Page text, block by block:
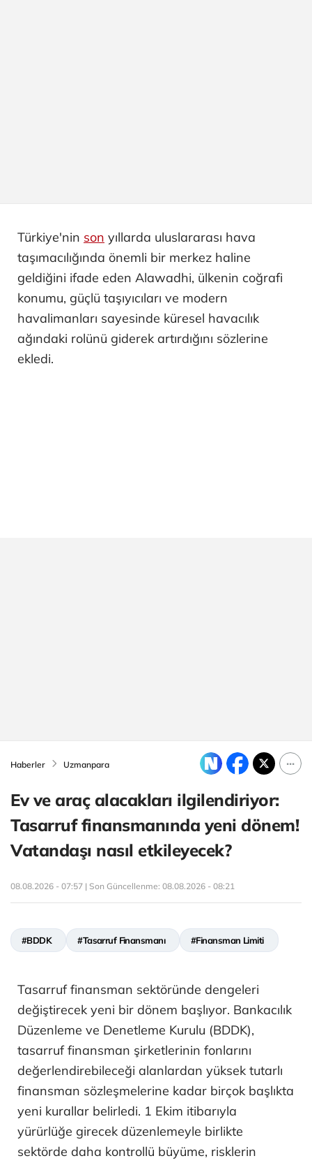
Türkiye'nin son yıllarda uluslararası hava
taşımacılığında önemli bir merkez haline
geldiğini ifade eden Alawadhi, ülkenin coğrafi
konumu, güçlü taşıyıcıları ve modern
havalimanları sayesinde küresel havacılık
ağındaki rolünü giderek artırdığını sözlerine
ekledi.
Haberler Uzmanpara
Ev ve araç alacakları ilgilendiriyor:
Tasarruf finansmanında yeni dönem!
Vatandaşı nasıl etkileyecek?
08.08.2026 - 07:57 | Son Güncellenme: 08.08.2026 - 08:21
#BDDK #Tasarruf Finansmanı #Finansman Limiti
Tasarruf finansman sektöründe dengeleri
değiştirecek yeni bir dönem başlıyor. Bankacılık
Düzenleme ve Denetleme Kurulu (BDDK),
tasarruf finansman şirketlerinin fonlarını
değerlendirebileceği alanlardan yüksek tutarlı
finansman sözleşmelerine kadar birçok başlıkta
yeni kurallar belirledi. 1 Ekim itibarıyla
yürürlüğe girecek düzenlemeyle birlikte
sektörde daha kontrollü büyüme, risklerin